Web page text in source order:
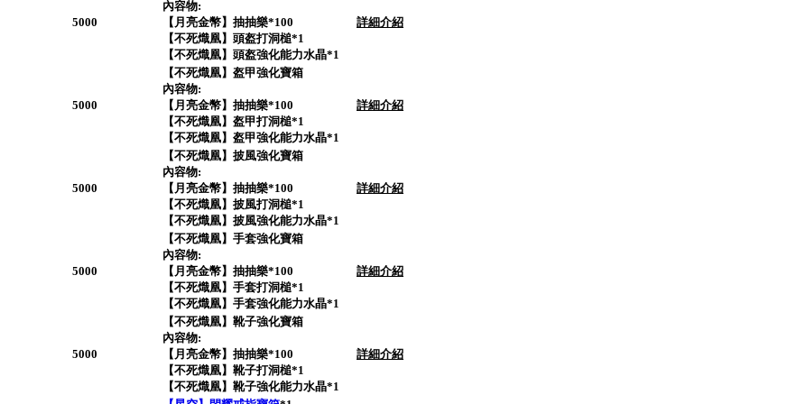
5000
內容物:
【月亮金幣】抽抽樂*100
【不死熾凰】頭盔打洞槌*1
【不死熾凰】頭盔強化能力水晶*1
詳細介紹
5000
【不死熾凰】盔甲強化寶箱
內容物:
【月亮金幣】抽抽樂*100
【不死熾凰】盔甲打洞槌*1
【不死熾凰】盔甲強化能力水晶*1
詳細介紹
5000
【不死熾凰】披風強化寶箱
內容物:
【月亮金幣】抽抽樂*100
【不死熾凰】披風打洞槌*1
【不死熾凰】披風強化能力水晶*1
詳細介紹
5000
【不死熾凰】手套強化寶箱
內容物:
【月亮金幣】抽抽樂*100
【不死熾凰】手套打洞槌*1
【不死熾凰】手套強化能力水晶*1
詳細介紹
5000
【不死熾凰】靴子強化寶箱
內容物:
【月亮金幣】抽抽樂*100
【不死熾凰】靴子打洞槌*1
【不死熾凰】靴子強化能力水晶*1
詳細介紹